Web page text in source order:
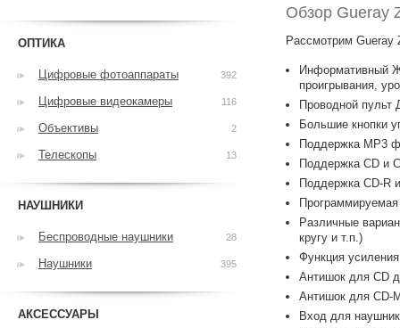
Обзор Gueray
Рассмотрим Gueray
Информативный
проигрывания,
Проводной пульт
Большие кнопки
Поддержка MP3
Поддержка CD и
Поддержка CD-R
Различные
кругу и т.п.)
Функция
Антишок для CD
Антишок для CD-
Вход для
ОПТИКА
Цифровые фотоаппараты 392
Цифровые видеокамеры 116
Объективы 2
Телескопы 13
НАУШНИКИ
Беспроводные наушники 28
Наушники 395
АКСЕССУАРЫ